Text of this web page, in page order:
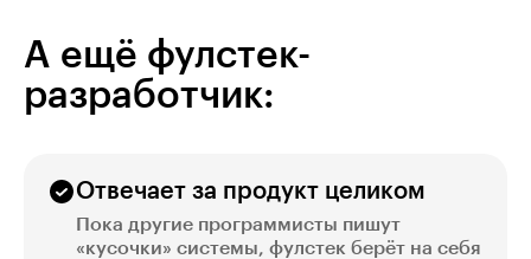
и параллельно продолжать обучение
А ещё фулстек-
разработчик:
Отвечает за продукт целиком
Пока другие программисты пишут
«кусочки» системы, фулстек берёт на себя